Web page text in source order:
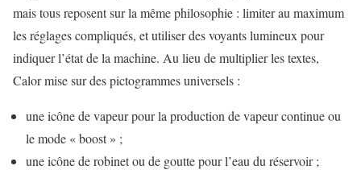
mais tous reposent sur la même philosophie : limiter au maximum
les réglages compliqués, et utiliser des voyants lumineux pour
indiquer l’état de la machine. Au lieu de multiplier les textes,
Calor mise sur des pictogrammes universels :
une icône de vapeur pour la production de vapeur continue ou
le mode « boost » ;
une icône de robinet ou de goutte pour l’eau du réservoir ;